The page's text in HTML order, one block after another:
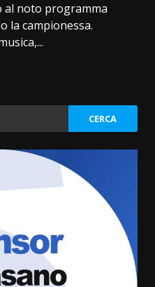
al noto programma
la campionessa.
di Fasano apre
la Festa di